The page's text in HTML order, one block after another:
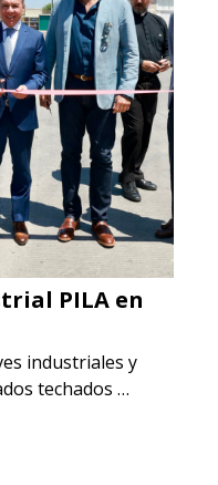
PILA en
industriales y
techados …